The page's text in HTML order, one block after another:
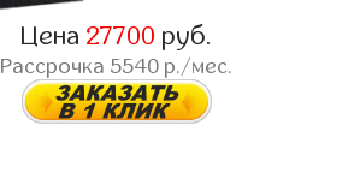
Цена 27700 руб.
Рассрочка 5540 р./мес.